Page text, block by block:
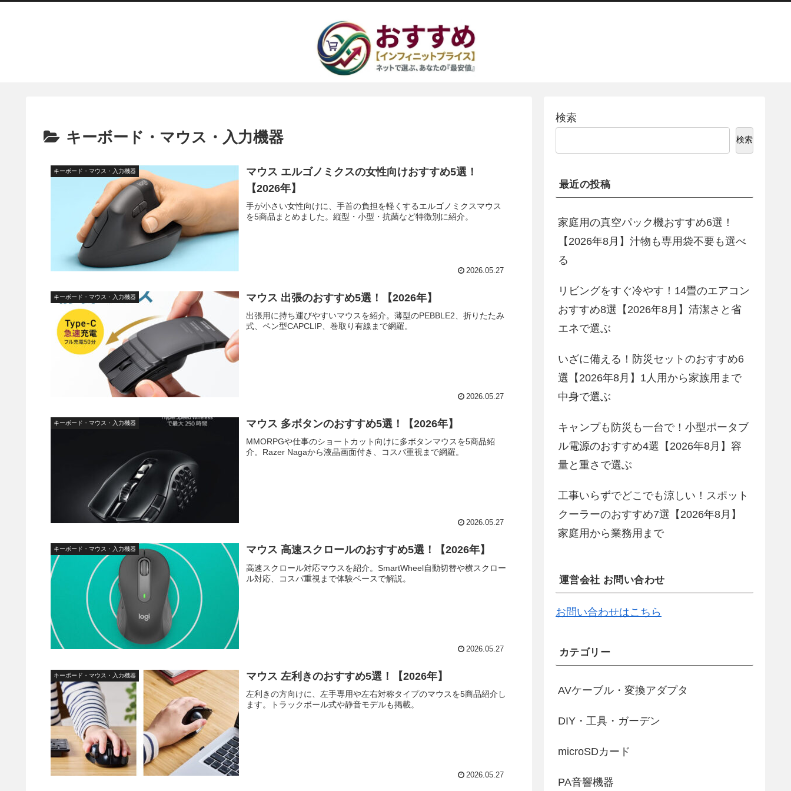
キーボード・マウス・入力機器
キーボード・マウス・入力機器
マウス エルゴノミクスの女性向けおすすめ5選！
【2026年】
手が小さい女性向けに、手首の負担を軽くするエルゴノミクスマウス
を5商品まとめました。縦型・小型・抗菌など特徴別に紹介。
2026.05.27
キーボード・マウス・入力機器 マウス 出張のおすすめ5選！【2026年】
出張用に持ち運びやすいマウスを紹介。薄型のPEBBLE2、折りたたみ
式、ペン型CAPCLIP、巻取り有線まで網羅。
2026.05.27
キーボード・マウス・入力機器 マウス 多ボタンのおすすめ5選！【2026年】
MMORPGや仕事のショートカット向けに多ボタンマウスを5商品紹
介。Razer Nagaから液晶画面付き、コスパ重視まで網羅。
2026.05.27
キーボード・マウス・入力機器 マウス 高速スクロールのおすすめ5選！【2026年】
高速スクロール対応マウスを紹介。SmartWheel自動切替や横スクロー
ル対応、コスパ重視まで体験ベースで解説。
2026.05.27
キーボード・マウス・入力機器 マウス 左利きのおすすめ5選！【2026年】
左利きの方向けに、左手専用や左右対称タイプのマウスを5商品紹介し
ます。トラックボール式や静音モデルも掲載。
2026.05.27
検索
検索
最近の投稿
家庭用の真空パック機おすすめ6選！
【2026年8月】汁物も専用袋不要も選べ
る
リビングをすぐ冷やす！14畳のエアコン
おすすめ8選【2026年8月】清潔さと省
エネで選ぶ
いざに備える！防災セットのおすすめ6
選【2026年8月】1人用から家族用まで
中身で選ぶ
キャンプも防災も一台で！小型ポータブ
ル電源のおすすめ4選【2026年8月】容
量と重さで選ぶ
工事いらずでどこでも涼しい！スポット
クーラーのおすすめ7選【2026年8月】
家庭用から業務用まで
運営会社 お問い合わせ
お問い合わせはこちら
カテゴリー
AVケーブル・変換アダプタ
DIY・工具・ガーデン
microSDカード
PA音響機器